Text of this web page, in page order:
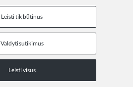
Leisti tik būtinus
Valdyti sutikimus
Leisti visus